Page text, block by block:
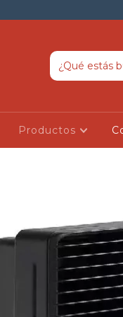
Productos